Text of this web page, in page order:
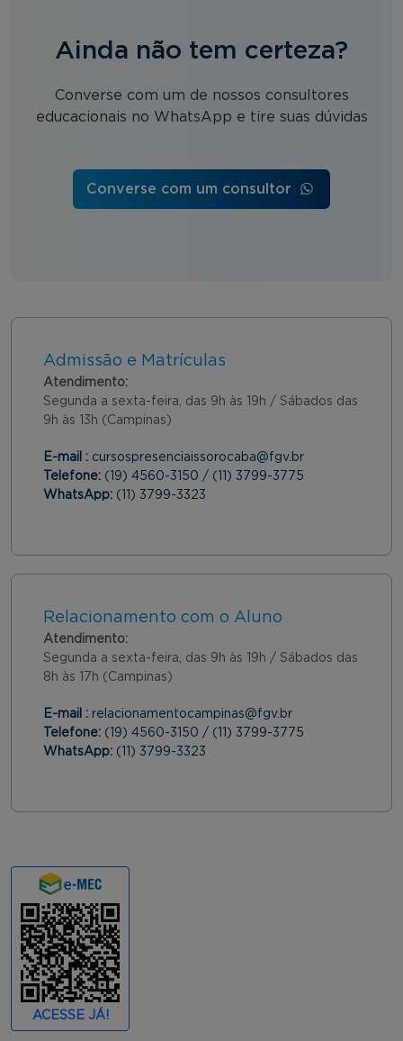
Ainda não tem certeza?
Converse com um de nossos consultores
educacionais no WhatsApp e tire suas dúvidas
Converse com um consultor
Admissão e Matrículas
Atendimento:
Segunda a sexta-feira, das 9h às 19h / Sábados das
9h às 13h (Campinas)
E-mail : cursospresenciaissorocaba@fgv.br
Telefone: (19) 4560-3150 / (11) 3799-3775
WhatsApp: (11) 3799-3323
Relacionamento com o Aluno
Atendimento:
Segunda a sexta-feira, das 9h às 19h / Sábados das
8h às 17h (Campinas)
E-mail : relacionamentocampinas@fgv.br
Telefone: (19) 4560-3150 / (11) 3799-3775
WhatsApp: (11) 3799-3323
ACESSE JÁ!